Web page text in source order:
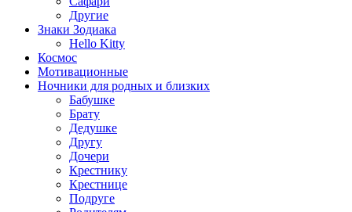
Другие
Знаки Зодиака
Hello Kitty
Космос
Мотивационные
Ночники для родных и близких
Бабушке
Брату
Дедушке
Другу
Дочери
Крестнику
Крестнице
Подруге